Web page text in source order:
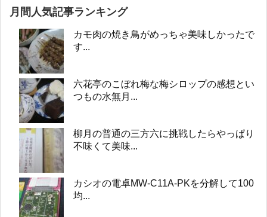
月間人気記事ランキング
カモ肉の焼き鳥がめっちゃ美味しかったで
す...
六花亭のこぼれ梅な梅シロップの感想とい
つもの水無月...
柳月の普通の三方六に挑戦したらやっぱり
不味くて美味...
カシオの電卓MW-C11A-PKを分解して100
均...